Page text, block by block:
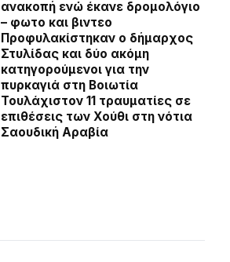
ανακοπή ενώ έκανε δρομολόγιο
– φωτο και βιντεο
Προφυλακίστηκαν ο δήμαρχος
Στυλίδας και δύο ακόμη
κατηγορούμενοι για την
πυρκαγιά στη Βοιωτία
Τουλάχιστον 11 τραυματίες σε
επιθέσεις των Χούθι στη νότια
Σαουδική Αραβία